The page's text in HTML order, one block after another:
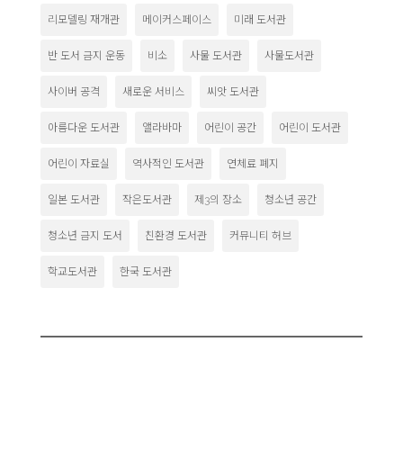
리모델링 재개관 메이커스페이스 미래 도서관
반 도서 금지 운동 비소 사물 도서관 사물도서관
사이버 공격 새로운 서비스 씨앗 도서관
아름다운 도서관 앨라바마 어린이 공간 어린이 도서관
어린이 자료실 역사적인 도서관 연체료 폐지
일본 도서관 작은도서관 제3의 장소 청소년 공간
청소년 금지 도서 친환경 도서관 커뮤니티 허브
학교도서관 한국 도서관